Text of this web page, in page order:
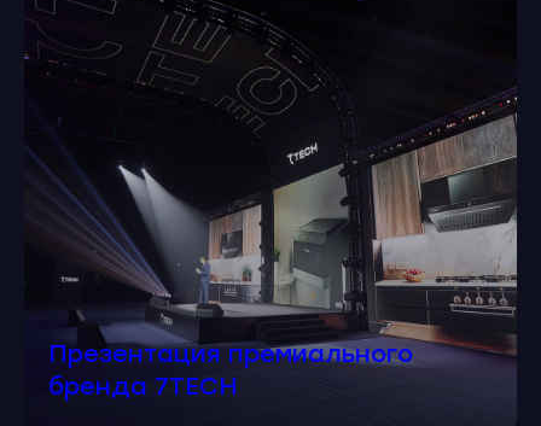
Презентация премиального
бренда 7TECH